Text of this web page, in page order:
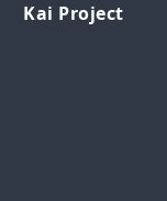
Kai Project